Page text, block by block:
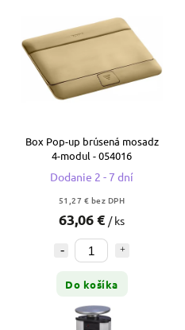
Box Pop-up brúsená mosadz
4-modul - 054016
Dodanie 2 - 7 dní
51,27 € bez DPH
63,06 € / ks
Do košíka